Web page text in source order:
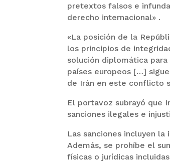
pretextos falsos e
derecho internacional» .
«La posición de la
los principios de
solución diplomática
países europeos […]
de Irán en este conflicto
El portavoz subrayó que
sanciones ilegales e
Las sanciones incluyen
Además, se prohíbe el
físicas o jurídicas